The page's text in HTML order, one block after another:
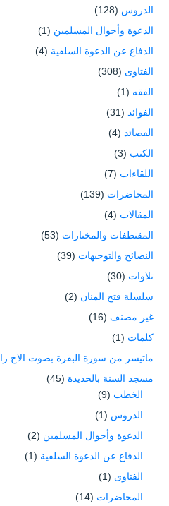
الدروس (128)
الدعوة وأحوال المسلمين (1)
الدفاع عن الدعوة السلفية (4)
الفتاوى (308)
الفقه (1)
الفوائد (31)
القصائد (4)
الكتب (3)
اللقاءات (7)
المحاضرات (139)
المقالات (4)
المقتطفات والمختارات (53)
النصائح والتوجيهات (39)
تلاوات (30)
سلسلة فتح المنان (2)
غير مصنف (16)
كلمات (1)
ماتيسر من سورة البقرة بصوت الاخ
مسجد السنة بالحديدة (45)
الخطب (9)
الدروس (1)
الدعوة وأحوال المسلمين (2)
الدفاع عن الدعوة السلفية (1)
الفتاوى (1)
المحاضرات (14)